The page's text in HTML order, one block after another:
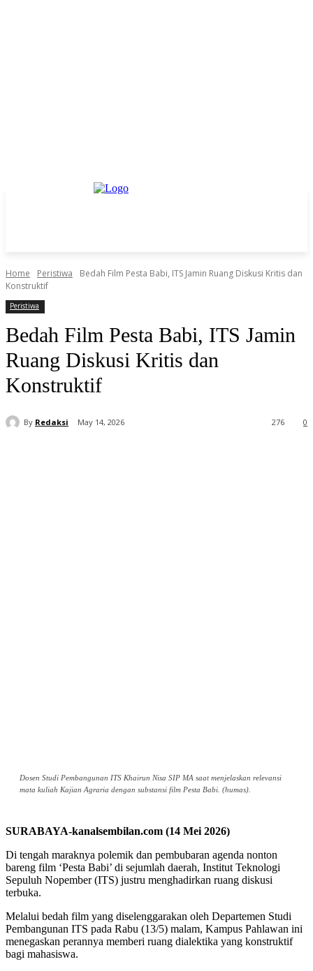
Home Peristiwa
Bedah Film Pesta Babi, ITS Jamin Ruang Diskusi Kritis dan
Konstruktif
Peristiwa
Bedah Film Pesta Babi, ITS Jamin
Ruang Diskusi Kritis dan
Konstruktif
By Redaksi May 14, 2026 0
276
Dosen Studi Pembangunan ITS Khairun Nisa SIP MA saat menjelaskan relevansi
mata kuliah Kajian Agraria dengan substansi film Pesta Babi. (humas).
SURABAYA-kanalsembilan.com (14 Mei 2026)
Di tengah maraknya polemik dan pembubaran agenda nonton
bareng film ‘Pesta Babi’ di sejumlah daerah, Institut Teknologi
Sepuluh Nopember (ITS) justru menghadirkan ruang diskusi
terbuka.
Melalui bedah film yang diselenggarakan oleh Departemen Studi
Pembangunan ITS pada Rabu (13/5) malam, Kampus Pahlawan ini
menegaskan perannya memberi ruang dialektika yang konstruktif
bagi mahasiswa.